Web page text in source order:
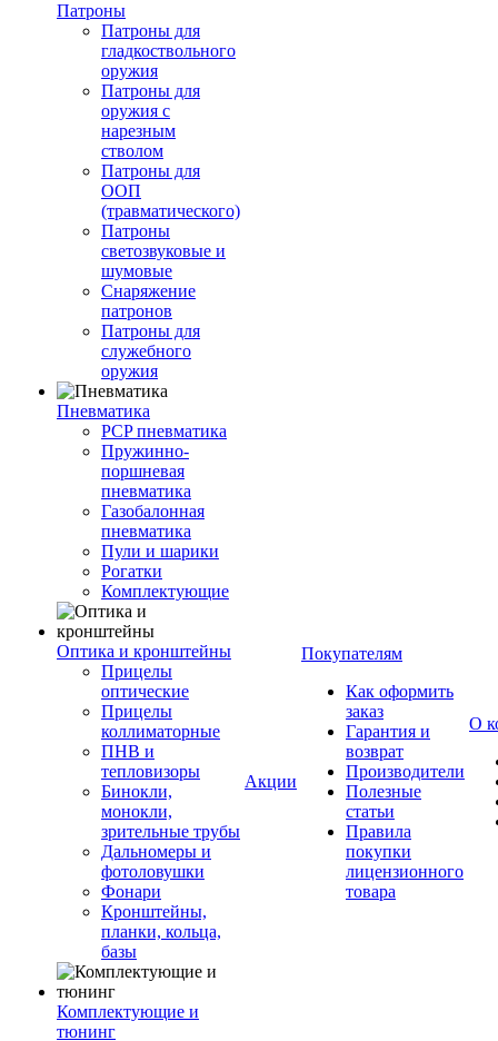
Патроны
Патроны для
гладкоствольного
оружия
Патроны для
оружия с
нарезным
стволом
Патроны для
ООП
(травматического)
Патроны
светозвуковые и
шумовые
Снаряжение
патронов
Патроны для
служебного
оружия
Пневматика
PCP пневматика
Пружинно-
поршневая
пневматика
Газобалонная
пневматика
Пули и шарики
Рогатки
Комплектующие
Оптика и кронштейны
Прицелы
оптические
Прицелы
коллиматорные
ПНВ и
тепловизоры
Бинокли,
монокли,
зрительные трубы
Дальномеры и
фотоловушки
Фонари
Кронштейны,
планки, кольца,
базы
Комплектующие и
тюнинг
Акции
Покупателям
Как оформить
заказ
Гарантия и
возврат
Производители
Полезные
статьи
Правила
покупки
лицензионного
товара
О